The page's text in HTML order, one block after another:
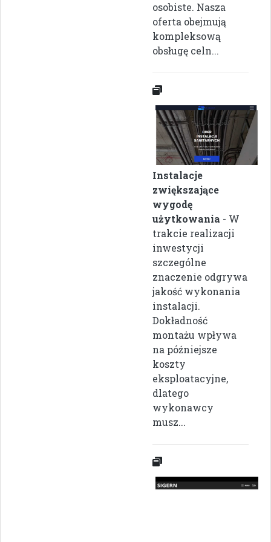
osobiste. Nasza
oferta obejmują
kompleksową
obsługę celn...
Instalacje
zwiększające
wygodę
użytkowania - W
trakcie realizacji
inwestycji
szczególne
znaczenie odgrywa
jakość wykonania
instalacji.
Dokładność
montażu wpływa
na późniejsze
koszty
eksploatacyjne,
dlatego
wykonawcy
musz...